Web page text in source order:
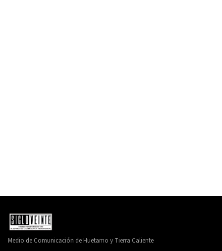
Medio de Comunicación de Huetamo y Tierra Caliente